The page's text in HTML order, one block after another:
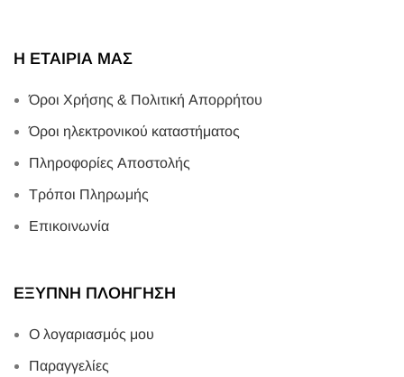
Η ΕΤΑΙΡΙΑ ΜΑΣ
Όροι Χρήσης & Πολιτική Απορρήτου
Όροι ηλεκτρονικού καταστήματος
Πληροφορίες Αποστολής
Τρόποι Πληρωμής
Επικοινωνία
ΕΞΥΠΝΗ ΠΛΟΗΓΗΣΗ
Ο λογαριασμός μου
Παραγγελίες